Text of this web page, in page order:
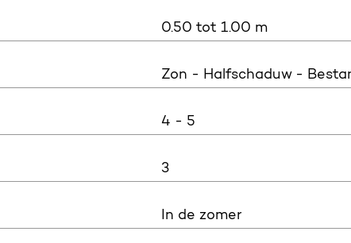
0.50 tot 1.00 m
Zon - Halfschaduw -
4 - 5
3
In de zomer